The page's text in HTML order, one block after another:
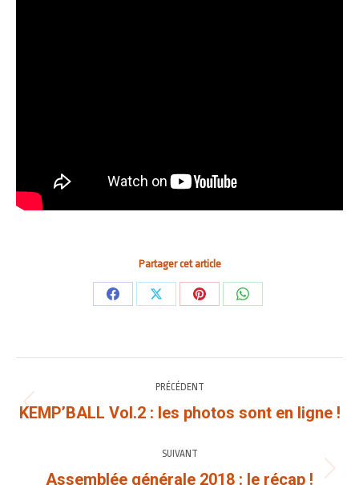
Partager cet article
PartagerPartagerPartagerPartager
ARTICLE
PRÉCÉDENT
Article
:
KEMP’BALL Vol.2 : les photos sont en ligne !
SUIVANT
Article
Assemblée générale 2018 : le récap !